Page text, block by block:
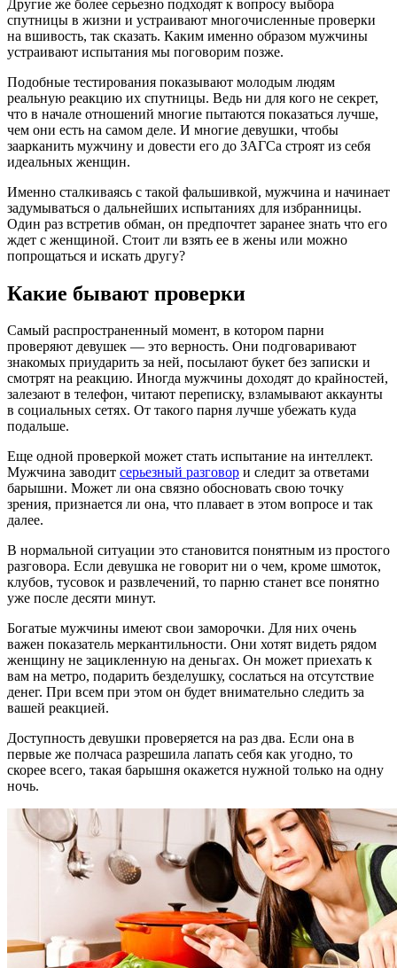
Другие же более серьезно подходят к вопросу выбора
спутницы в жизни и устраивают многочисленные проверки
на вшивость, так сказать. Каким именно образом мужчины
устраивают испытания мы поговорим позже.
Подобные тестирования показывают молодым людям
реальную реакцию их спутницы. Ведь ни для кого не секрет,
что в начале отношений многие пытаются показаться лучше,
чем они есть на самом деле. И многие девушки, чтобы
заарканить мужчину и довести его до ЗАГСа строят из себя
идеальных женщин.
Именно сталкиваясь с такой фальшивкой, мужчина и начинает
задумываться о дальнейших испытаниях для избранницы.
Один раз встретив обман, он предпочтет заранее знать что его
ждет с женщиной. Стоит ли взять ее в жены или можно
попрощаться и искать другу?
Какие бывают проверки
Самый распространенный момент, в котором парни
проверяют девушек — это верность. Они подговаривают
знакомых приударить за ней, посылают букет без записки и
смотрят на реакцию. Иногда мужчины доходят до крайностей,
залезают в телефон, читают переписку, взламывают аккаунты
в социальных сетях. От такого парня лучше убежать куда
подальше.
Еще одной проверкой может стать испытание на интеллект.
Мужчина заводит серьезный разговор и следит за ответами
барышни. Может ли она связно обосновать свою точку
зрения, признается ли она, что плавает в этом вопросе и так
далее.
В нормальной ситуации это становится понятным из простого
разговора. Если девушка не говорит ни о чем, кроме шмоток,
клубов, тусовок и развлечений, то парню станет все понятно
уже после десяти минут.
Богатые мужчины имеют свои заморочки. Для них очень
важен показатель меркантильности. Они хотят видеть рядом
женщину не зацикленную на деньгах. Он может приехать к
вам на метро, подарить безделушку, сослаться на отсутствие
денег. При всем при этом он будет внимательно следить за
вашей реакцией.
Доступность девушки проверяется на раз два. Если она в
первые же полчаса разрешила лапать себя как угодно, то
скорее всего, такая барышня окажется нужной только на одну
ночь.